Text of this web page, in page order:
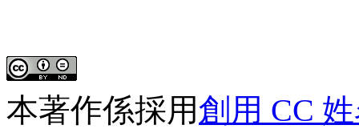
本著作係採用創用 CC